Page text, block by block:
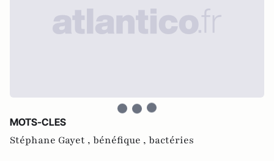
MOTS-CLES
Stéphane Gayet , bénéfique , bactéries